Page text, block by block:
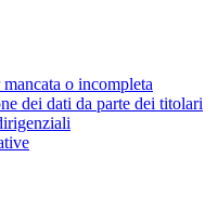
o incompleta
dei dati da parte dei titolari